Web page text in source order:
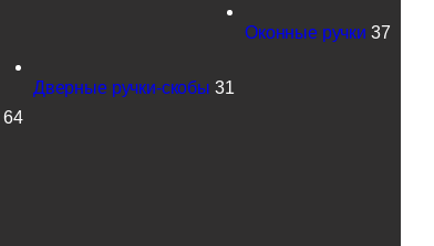
64
Дверные ручки-скобы 31
Оконные ручки 37